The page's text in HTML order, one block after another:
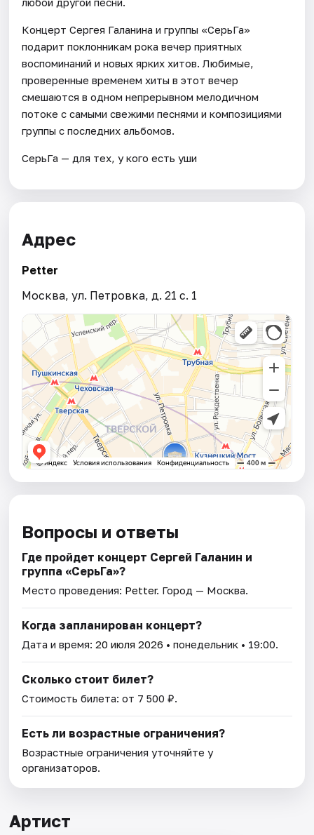
Концерт Сергея Галанина и группы «СерьГа»
подарит поклонникам рока вечер приятных
воспоминаний и новых ярких хитов. Любимые,
проверенные временем хиты в этот вечер
смешаются в одном непрерывном мелодичном
потоке с самыми свежими песнями и композициями
группы с последних альбомов.
СерьГа — для тех, у кого есть уши
Адрес
Petter
Москва, ул. Петровка, д. 21 с. 1
Вопросы и ответы
Где пройдет концерт Сергей Галанин и
группа «СерьГа»?
Место проведения: Petter. Город — Москва.
Когда запланирован концерт?
Дата и время:20 июля 2026 • понедельник • 19:00.
Сколько стоит билет?
Стоимость билета: от 7 500 ₽.
Есть ли возрастные ограничения?
Возрастные ограничения уточняйте у
организаторов.
Артист